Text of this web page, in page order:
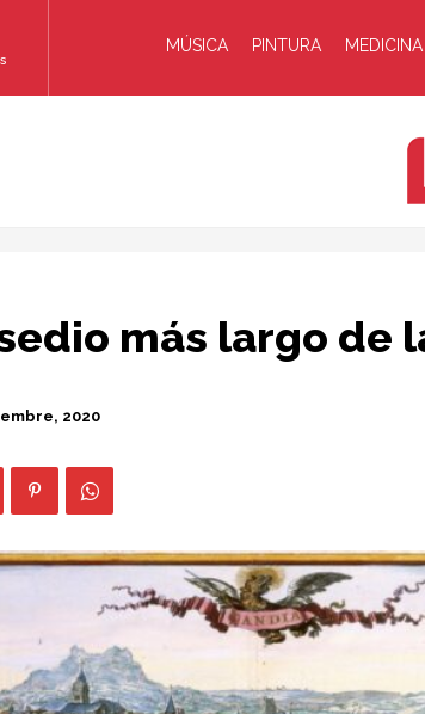
MÚSICA PINTURA MEDICINA
más largo de
2020